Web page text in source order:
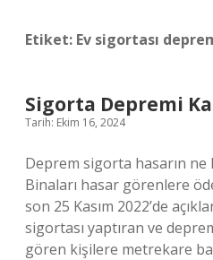
Etiket: Ev sigortası
Sigorta Depremi
Tarih: Ekim 16, 2024
Deprem sigorta hasarın ne
Binaları hasar görenlere
son 25 Kasım 2022’de
sigortası yaptıran ve
gören kişilere metrekare